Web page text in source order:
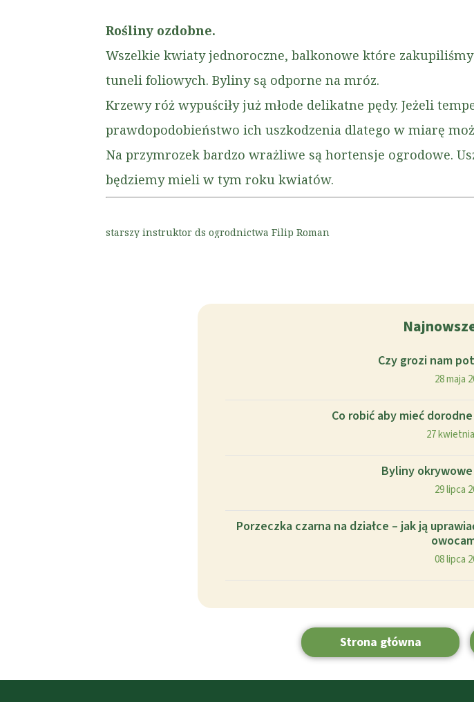
Czy grozi nam
28 maja
Co robić aby mieć
27
Byliny okrywowe
29 lipca
Porzeczka czarna na działce – jak ją
08 lipca
Strona główna
Rośliny ozdobne.
Wszelkie kwiaty jednoroczne, balkonowe które
tuneli foliowych. Byliny są odporne na mróz.
Krzewy róż wypuściły już młode delikatne pędy. Jeżeli
prawdopodobieństwo ich uszkodzenia dlatego w miarę
Na przymrozek bardzo wrażliwe są hortensje ogrodowe.
będziemy mieli w tym roku kwiatów.
starszy instruktor ds ogrodnictwa Filip Roman